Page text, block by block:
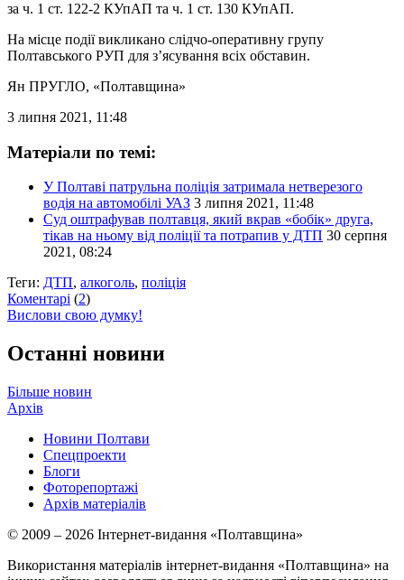
за ч. 1 ст. 122-2 КУпАП та ч. 1 ст. 130 КУпАП.
На місце події викликано слідчо-оперативну групу
Полтавського РУП для з’ясування всіх обставин.
Ян ПРУГЛО, «Полтавщина»
3 липня 2021, 11:48
Матеріали по темі:
У Полтаві патрульна поліція затримала нетверезого
водія на автомобілі УАЗ 3 липня 2021, 11:48
Суд оштрафував полтавця, який вкрав «бобік» друга,
тікав на ньому від поліції та потрапив у ДТП 30 серпня
2021, 08:24
Теги: ДТП, алкоголь, поліція
Коментарі (2)
Вислови свою думку!
Останні новини
Більше новин
Архів
Новини Полтави
Спецпроекти
Блоги
Фоторепортажі
Архів матеріалів
© 2009 – 2026 Інтернет-видання «Полтавщина»
Використання матеріалів інтернет-видання «Полтавщина» на